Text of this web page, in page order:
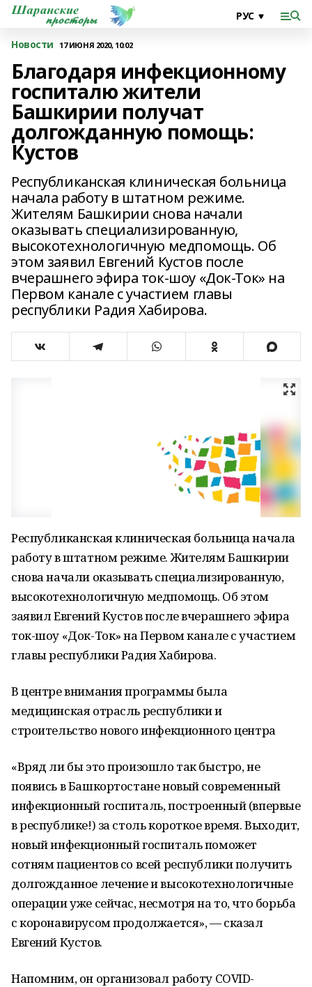
Новости 17 ИЮНЯ 2020, 10:02
Благодаря инфекционному
госпиталю жители
Башкирии получат
долгожданную помощь:
Кустов
Республиканская клиническая больница
начала работу в штатном режиме.
Жителям Башкирии снова начали
оказывать специализированную,
высокотехнологичную медпомощь. Об
этом заявил Евгений Кустов после
вчерашнего эфира ток-шоу «Док-Ток» на
Первом канале с участием главы
республики Радия Хабирова.
Республиканская клиническая больница начала
работу в штатном режиме. Жителям Башкирии
снова начали оказывать специализированную,
высокотехнологичную медпомощь. Об этом
заявил Евгений Кустов после вчерашнего эфира
ток-шоу «Док-Ток» на Первом канале с участием
главы республики Радия Хабирова.
В центре внимания программы была
медицинская отрасль республики и
строительство нового инфекционного центра
«Вряд ли бы это произошло так быстро, не
появись в Башкортостане новый современный
инфекционный госпиталь, построенный (впервые
в республике!) за столь короткое время. Выходит,
новый инфекционный госпиталь поможет
сотням пациентов со всей республики получить
долгожданное лечение и высокотехнологичные
операции уже сейчас, несмотря на то, что борьба
с коронавирусом продолжается», — сказал
Евгений Кустов.
Напомним, он организовал работу COVID-